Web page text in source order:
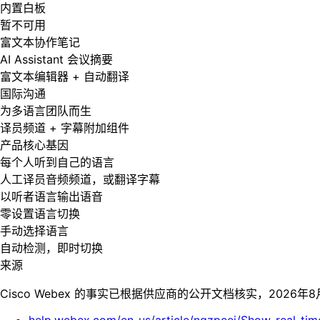
内置白板
暂不可用
富文本协作笔记
AI Assistant 会议摘要
富文本编辑器 + 自动翻译
国际沟通
为多语言团队而生
译员频道 + 字幕附加组件
产品核心基因
每个人听到自己的语言
人工译员音频频道，或翻译字幕
以听者语言输出语音
零设置语言切换
手动选择语言
自动检测，即时切换
来源
Cisco Webex 的事实已根据供应商的公开文档核实，2026年8